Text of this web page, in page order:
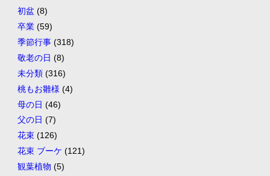
初盆 (8)
卒業(59)
季節行事(318)
敬老の日 (8)
未分類(316)
桃もお雛様 (4)
母の日 (46)
父の日 (7)
花束(126)
花束 ブーケ (121)
観葉植物 (5)